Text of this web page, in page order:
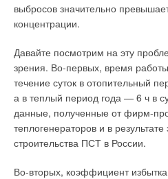
выбросов значительно
концентрации.
Давайте посмотрим на эту
зрения. Во-первых, время
течение суток в отопительный
а в теплый период года — 6 ч в
данные, полученные от фирм-
теплогенераторов и в
строительства ПСТ в России.
Во-вторых, коэффициент
панели при эксплуатации в
ЖУРНАЛ СОК ИЮНЬ 2026
→
Водонагреватель Royal